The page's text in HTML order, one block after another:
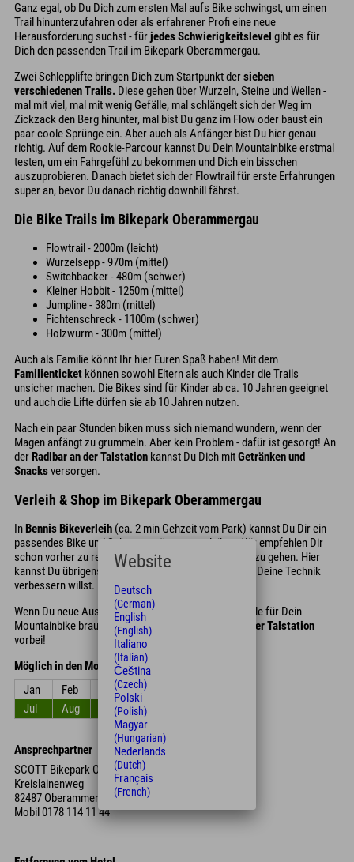
Ganz egal, ob Du Dich zum ersten Mal aufs Bike schwingst, um einen
Trail hinunterzufahren oder als erfahrener Profi eine neue
Herausforderung suchst - fürjedes Schwierigkeitslevel gibt es für
Dich den passenden Trail im Bikepark Oberammergau.
Zwei Schlepplifte bringen Dich zum Startpunkt dersieben
verschiedenen Trails. Diese gehen über Wurzeln, Steine und Wellen -
mal mit viel, mal mit wenig Gefälle, mal schlängelt sich der Weg im
Zickzack den Berg hinunter, mal bist Du ganz im Flow oder baust ein
paar coole Sprünge ein. Aber auch als Anfänger bist Du hier genau
richtig. Auf dem Rookie-Parcour kannst Du Dein Mountainbike erstmal
testen, um ein Fahrgefühl zu bekommen und Dich ein bisschen
auszuprobieren. Danach bietet sich der Flowtrail für erste Erfahrungen
super an, bevor Du danach richtig downhill fährst.
Die Bike Trails im Bikepark Oberammergau
Flowtrail - 2000m (leicht)
Wurzelsepp - 970m (mittel)
Switchbacker - 480m (schwer)
Kleiner Hobbit - 1250m (mittel)
Jumpline - 380m (mittel)
Fichtenschreck - 1100m (schwer)
Holzwurm - 300m (mittel)
Auch als Familie könnt Ihr hier Euren Spaß haben! Mit dem
Familienticket können sowohl Eltern als auch Kinder die Trails
unsicher machen. Die Bikes sind für Kinder ab ca. 10 Jahren geeignet
und auch die Lifte dürfen sie ab 10 Jahren nutzen.
Nach ein paar Stunden biken muss sich niemand wundern, wenn der
Magen anfängt zu grummeln. Aber kein Problem - dafür ist gesorgt! An
derRadlbar an der Talstation kannst Du Dich mitGetränken und
Snacksversorgen.
Verleih & Shop im Bikepark Oberammergau
InBennis Bikeverleih (ca. 2 min Gehzeit vom Park) kannst Du Dir ein
passendes Bike und Schutzausrüstung ausleihen. Wir empfehlen Dir
schon vorher zu reservieren, um auf Nummer sicher zu gehen. Hier
kannst Du übrigens auch Bikekurse buchen, wenn Du Deine Technik
verbessern willst.
Wenn Du neue Ausrüstung, Bekleidung oder Ersatzteile für Dein
Mountainbike brauchst, schau doch mal im
Shop an der Talstation
vorbei!
Möglich in den Monaten
Jan
Feb Mrz Apr
Jul
Aug Sep Okt
Ansprechpartner
SCOTT Bikepark Oberammergau
Kreislainenweg
82487 Oberammergau
Mobil0178 114 11 44
Website
Deutsch
(German)
English
(English)
Italiano
(Italian)
Čeština
(Czech)
Polski
(Polish)
Magyar
(Hungarian)
Nederlands
(Dutch)
Français
(French)